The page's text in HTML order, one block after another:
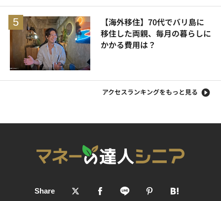
【海外移住】70代でバリ島に
移住した両親、毎月の暮らしに
かかる費用は？
アクセスランキングをもっと見る